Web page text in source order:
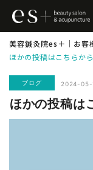
美容鍼灸院es＋｜お客
ほかの投稿はこちらから
ブログ 2024-05-
ほかの投稿は